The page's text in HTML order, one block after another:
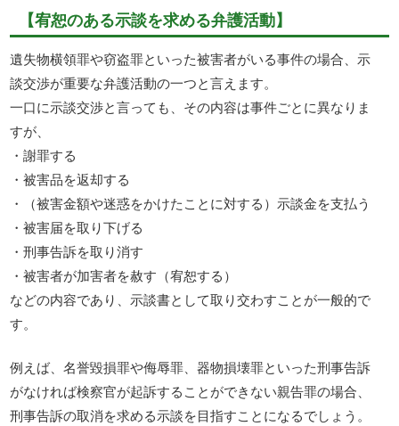
【宥恕のある示談を求める弁護活動】
遺失物横領罪や窃盗罪といった被害者がいる事件の場合、示
談交渉が重要な弁護活動の一つと言えます。
一口に示談交渉と言っても、その内容は事件ごとに異なりま
すが、
・謝罪する
・被害品を返却する
・（被害金額や迷惑をかけたことに対する）示談金を支払う
・被害届を取り下げる
・刑事告訴を取り消す
・被害者が加害者を赦す（宥恕する）
などの内容であり、示談書として取り交わすことが一般的で
す。
例えば、名誉毀損罪や侮辱罪、器物損壊罪といった刑事告訴
がなければ検察官が起訴することができない親告罪の場合、
刑事告訴の取消を求める示談を目指すことになるでしょう。